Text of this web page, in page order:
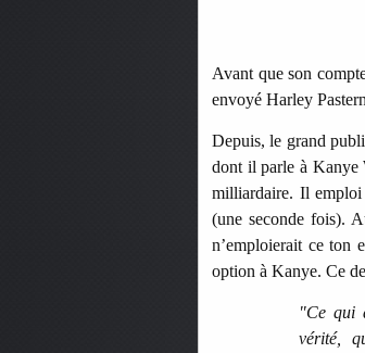
Avant que son
envoyé Harley
Depuis, le grand
dont il parle à Kanye
milliardaire. Il
(une seconde fois).
n’emploierait ce ton
option à Kanye. Ce
"Ce qui
vérité,